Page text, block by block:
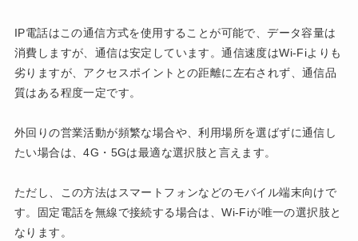
IP電話はこの通信方式を使用することが可能で、データ容量は
消費しますが、通信は安定しています。通信速度はWi-Fiよりも
劣りますが、アクセスポイントとの距離に左右されず、通信品
質はある程度一定です。
外回りの営業活動が頻繁な場合や、利用場所を選ばずに通信し
たい場合は、4G・5Gは最適な選択肢と言えます。
ただし、この方法はスマートフォンなどのモバイル端末向けで
す。固定電話を無線で接続する場合は、Wi-Fiが唯一の選択肢と
なります。